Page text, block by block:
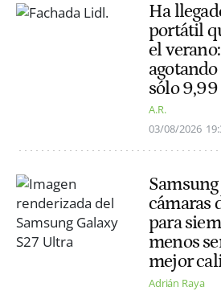
Ha
portátil
el
sólo 9,99
A.R.
03/08/2026
cámaras
para
menos
mejor
Adrián Raya